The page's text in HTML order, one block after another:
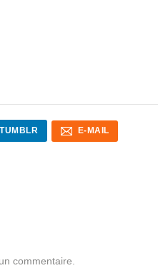
TUMBLR E-MAIL
commentaire.